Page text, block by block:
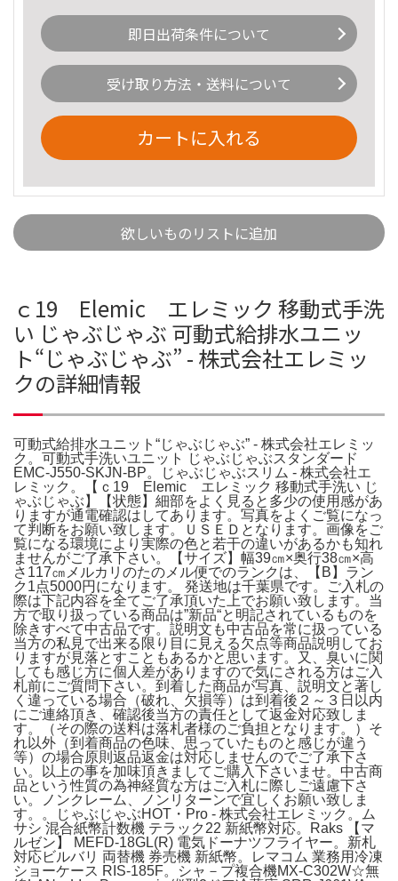
即日出荷条件について
受け取り方法・送料について
カートに入れる
欲しいものリストに追加
ｃ19 Elemic エレミック 移動式手洗
い じゃぶじゃぶ 可動式給排水ユニッ
ト“じゃぶじゃぶ” - 株式会社エレミッ
クの詳細情報
可動式給排水ユニット“じゃぶじゃぶ” - 株式会社エレミッ
ク。可動式手洗いユニット じゃぶじゃぶスタンダード
EMC-J550-SKJN-BP。じゃぶじゃぶスリム - 株式会社エ
レミック。【ｃ19 Elemic エレミック 移動式手洗い じ
ゃぶじゃぶ】【状態】細部をよく見ると多少の使用感があ
りますが通電確認はしてあります。写真をよくご覧になっ
て判断をお願い致します。ＵＳＥＤとなります。画像をご
覧になる環境により実際の色と若干の違いがあるかも知れ
ませんがご了承下さい。【サイズ】幅39㎝×奥行38㎝×高
さ117㎝メルカリのたのメル便でのランクは、【B】ラン
ク1点5000円になります。 発送地は千葉県です。ご入札の
際は下記内容を全てご了承頂いた上でお願い致します。当
方で取り扱っている商品は”新品“と明記されているものを
除きすべて中古品です。説明文も中古品を常に扱っている
当方の私見で出来る限り目に見える欠点等商品説明してお
りますが見落とすこともあるかと思います。又、臭いに関
しても感じ方に個人差がありますので気にされる方はご入
札前にご質問下さい。到着した商品が写真、説明文と著し
く違っている場合（破れ、欠損等）は到着後２～３日以内
にご連絡頂き、確認後当方の責任として返金対応致しま
す。（その際の送料は落札者様のご負担となります。）そ
れ以外（到着商品の色味、思っていたものと感じが違う
等）の場合原則返品返金は対応しませんのでご了承下さ
い。以上の事を加味頂きましてご購入下さいませ。中古商
品という性質の為神経質な方はご入札に際しご遠慮下さ
い。ノンクレーム、ノンリターンで宜しくお願い致しま
す。。じゃぶじゃぶHOT・Pro - 株式会社エレミック。ム
サシ 混合紙幣計数機 テラック22 新紙幣対応。Raks 【マ
ルゼン】 MEFD-18GL(R) 電気ドーナツフライヤー。新札
対応ビルバリ 両替機 券売機 新紙幣。レマコム 業務用冷凍
ショーケース RIS-185F。シャ－プ複合機MX-C302W☆無